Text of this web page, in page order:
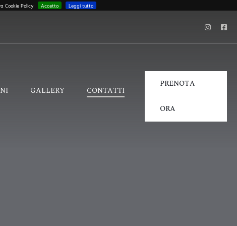
Cookie Policy Accetto Leggi tutto
GALLERY CONTATTI
PRENOTA
ORA